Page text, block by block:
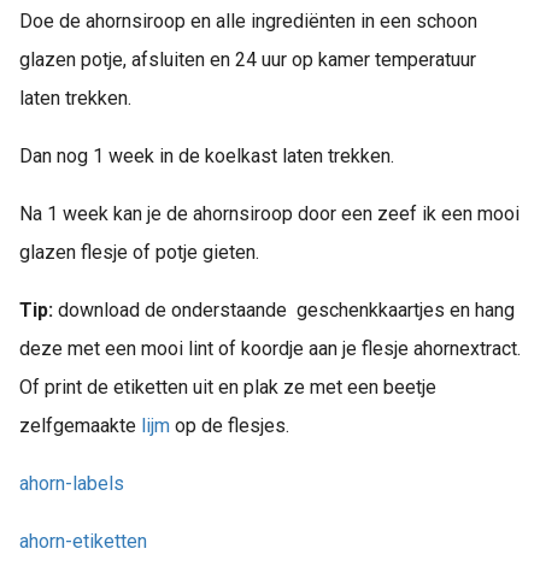
Doe de ahornsiroop en alle ingrediënten in een schoon
glazen potje, afsluiten en 24 uur op kamer temperatuur
laten trekken.
Dan nog 1 week in de koelkast laten trekken.
Na 1 week kan je de ahornsiroop door een zeef ik een mooi
glazen flesje of potje gieten.
Tip: download de onderstaande geschenkkaartjes en hang
deze met een mooi lint of koordje aan je flesje ahornextract.
Of print de etiketten uit en plak ze met een beetje
zelfgemaakte lijm op de flesjes.
ahorn-labels
ahorn-etiketten